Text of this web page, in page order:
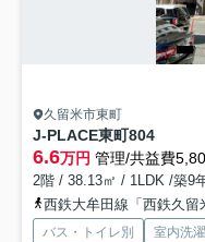
久留米市東町
J-PLACE東町804
6.6万円 管理/共益費
2階 / 38.13㎡ / 1LDK /築9
西鉄大牟田線「西鉄久留
バス・トイレ別 室内洗